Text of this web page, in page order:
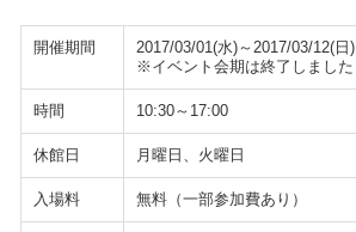
開催期間
2017/03/01(水)～2017/03/12(日)
※イベント会期は終了しました
時間 10:30～17:00
休館日 月曜日、火曜日
入場料 無料（一部参加費あり）